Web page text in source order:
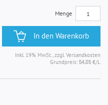
Menge
In den Warenkorb
Inkl. 19% MwSt., zzgl. Versandkosten
Grundpreis: 54,05 €/L